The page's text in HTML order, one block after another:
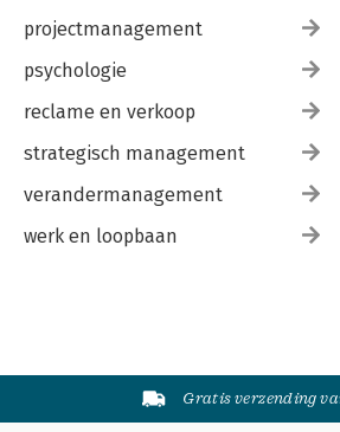
projectmanagement
psychologie
reclame en verkoop
strategisch management
verandermanagement
werk en loopbaan
Gratis verzending